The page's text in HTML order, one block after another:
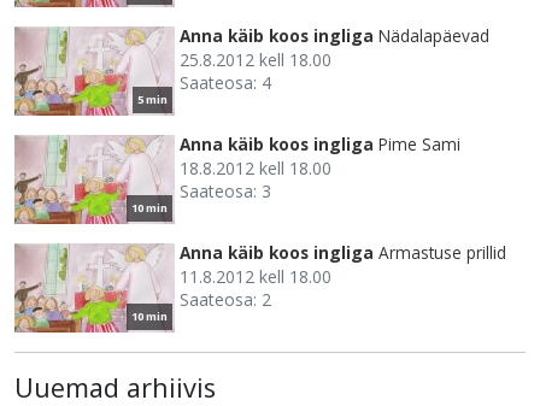
5 min
Anna käib koos ingliga Nädalapäevad
25.8.2012 kell 18.00
Saateosa: 4
10 min
Anna käib koos ingliga Pime Sami
18.8.2012 kell 18.00
Saateosa: 3
10 min
Anna käib koos ingliga Armastuse prillid
11.8.2012 kell 18.00
Saateosa: 2
Uuemad arhiivis